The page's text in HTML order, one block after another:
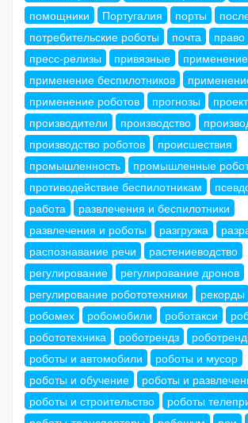
помощники
Португалия порты
потребительские роботы
почта право
пресс-релизы
привязные
применение беспилотников
применение роботов
прогнозы
производители
производство
производство роботов
происшествия
промышленность
промышленные
противодействие беспилотникам
работа
развлечения и беспилотники
развлечения и роботы
разгрузка
распознавание речи
растениеводство
регулирование
регулирование дронов
регулирование робототехники
рекорды
робомех
робомобили роботакси
робототехника
роботрендз
роботы и автомобили
роботы и мусор
роботы и обучение
роботы и
роботы и строительство
роботы